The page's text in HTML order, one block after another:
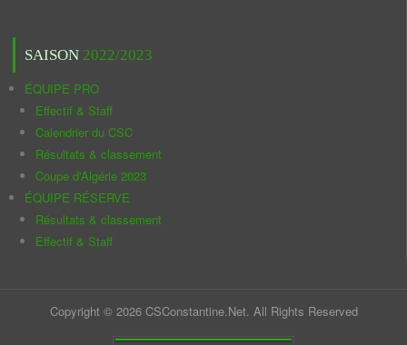
SAISON 2022/2023
ÉQUIPE PRO
Effectif & Staff
Calendrier du CSC
Résultats & classement
Coupe d'Algérie 2023
ÉQUIPE RÉSERVE
Résultats & classement
Effectif & Staff
Copyright © 2026 CSConstantine.Net. All Rights Reserved